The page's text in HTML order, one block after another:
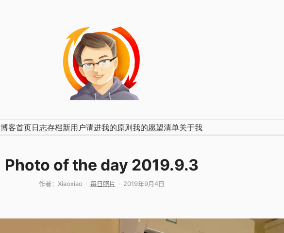
博客首页日志存档新用户请进我的原则 我的愿望清单关于我
Photo of the day 2019.9.3
作者： Xiaoxiao 每日照片 2019年9月4日